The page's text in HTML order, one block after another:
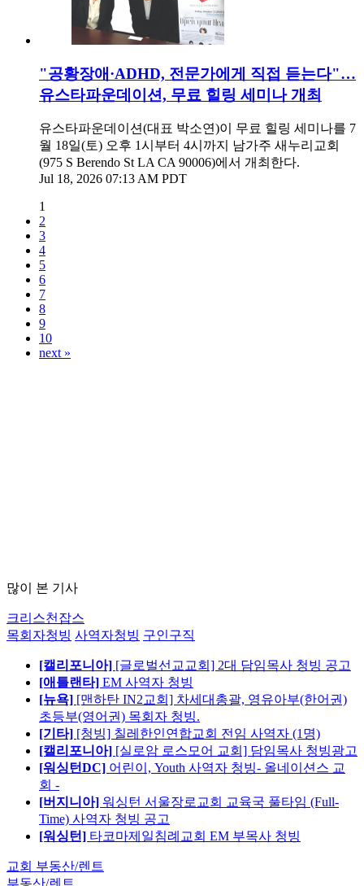
"공황장애·ADHD, 전문가에게 직접 듣는다"…
유스타파운데이션, 무료 힐링 세미나 개최
유스타파운데이션(대표 박소연)이 무료 힐링 세미나를 7
월 18일(토) 오후 1시부터 4시까지 남가주 새누리교회
(975 S Berendo St LA CA 90006)에서 개최한다.
Jul 18, 2026 07:13 AM PDT
1
2
3
4
5
6
7
8
9
10
next »
많이 본 기사
크리스천잡스
목회자청빙 사역자청빙 구인구직
[캘리포니아] [글로벌선교교회] 2대 담임목사 청빙 공고
[애틀랜타] EM 사역자 청빙
[뉴욕] [맨하탄 IN2교회] 차세대총괄, 영유아부(한어권)
초등부(영어권) 목회자 청빙.
[기타] [청빙] 칠레한인연합교회 전임 사역자 (1명)
[캘리포니아] [실로암 로스모어 교회] 담임목사 청빙광고
[워싱턴DC] 어린이, Youth 사역자 청빙- 올네이션스 교
회 -
[버지니아] 워싱턴 서울장로교회 교육국 풀타임 (Full-
Time) 사역자 청빙 공고
[워싱턴] 타코마제일침례교회 EM 부목사 청빙
교회 부동산/렌트